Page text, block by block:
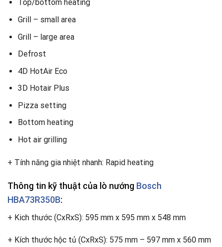
Top/bottom heating
Grill – small area
Grill – large area
Defrost
4D HotAir Eco
3D Hotair Plus
Pizza setting
Bottom heating
Hot air grilling
+ Tính năng gia nhiệt nhanh: Rapid heating
Thông tin kỹ thuật của lò nướng Bosch
HBA73R350B:
+ Kich thước (CxRxS): 595 mm x 595 mm x 548 mm
+ Kích thước hộc tủ (CxRxS): 575 mm – 597 mm x 560 mm